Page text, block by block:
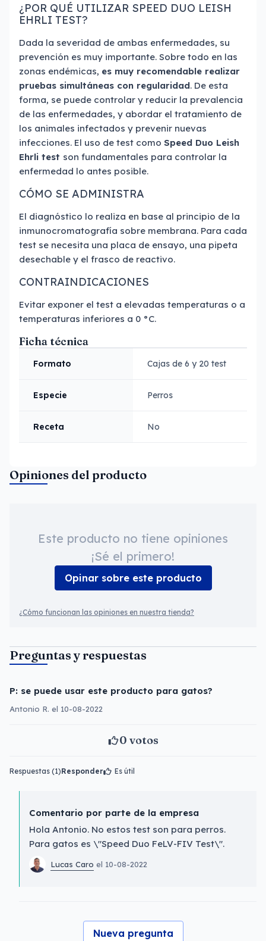
¿POR QUÉ UTILIZAR SPEED DUO LEISH
EHRLI TEST?
Dada la severidad de ambas enfermedades, su
prevención es muy importante. Sobre todo en las
zonas endémicas, es muy recomendable realizar
pruebas simultáneas con regularidad. De esta
forma, se puede controlar y reducir la prevalencia
de las enfermedades, y abordar el tratamiento de
los animales infectados y prevenir nuevas
infecciones. El uso de test como Speed Duo Leish
Ehrli test son fundamentales para controlar la
enfermedad lo antes posible.
CÓMO SE ADMINISTRA
El diagnóstico lo realiza en base al principio de la
inmunocromatografía sobre membrana. Para cada
test se necesita una placa de ensayo, una pipeta
desechable y el frasco de reactivo.
CONTRAINDICACIONES
Evitar exponer el test a elevadas temperaturas o a
temperaturas inferiores a 0 °C.
Ficha técnica
Formato Cajas de 6 y 20 test
Especie Perros
Receta No
Opiniones del producto
Este producto no tiene opiniones
¡Sé el primero!
Opinar sobre este producto
¿Cómo funcionan las opiniones en nuestra tienda?
Preguntas y respuestas
P: se puede usar este producto para gatos?
Antonio R. el 10-08-2022
0 votos
Respuestas (1)Responder Es útil
Comentario por parte de la empresa
Hola Antonio. No estos test son para perros.
Para gatos es \"Speed Duo FeLV-FIV Test\".
Lucas Caro el 10-08-2022
Nueva pregunta